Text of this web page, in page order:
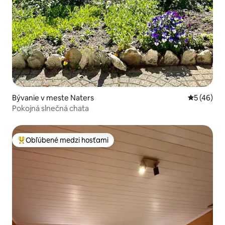
Bývanie v meste Naters
5 (46)
Pokojná slnečná chata
Najobľúbenejšie medzi hosťami
Obľúbené medzi hosťami